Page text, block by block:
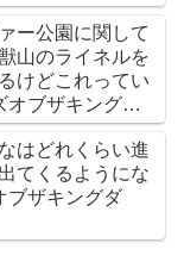
ー公園に関して
山のライネルを
けどこれってい
オブザキングダ
はどれくらい進
てくるようにな
ブザキングダ